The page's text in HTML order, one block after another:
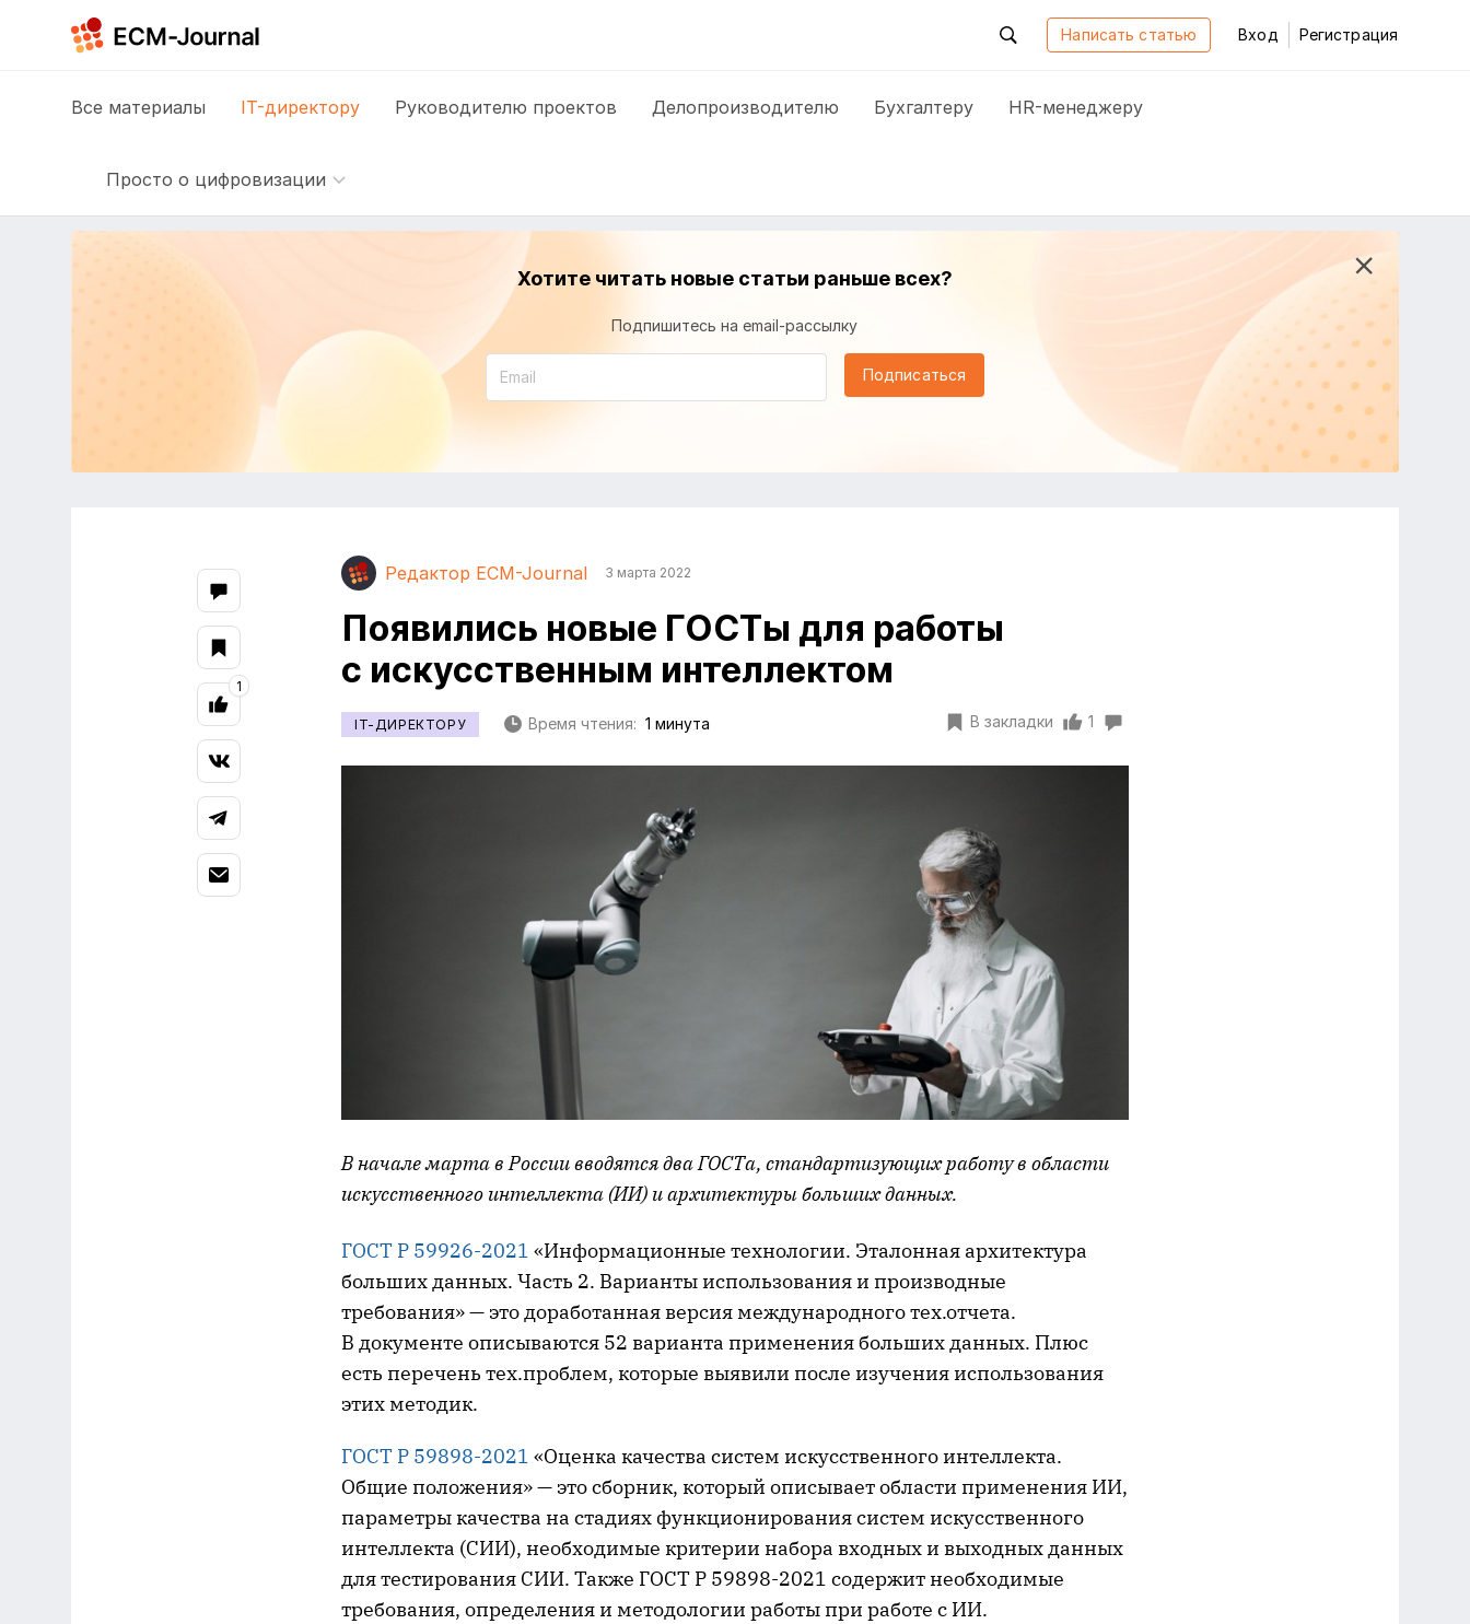
Написать статью Вход Регистрация
Все материалы IT-директору Руководителю проектов Делопроизводителю Бухгалтеру HR-менеджеру
Просто о цифровизации
Хотите читать новые статьи раньше всех?
Подпишитесь на email-рассылку
Подписаться
Редактор ECM-Journal 3 марта 2022
Появились новые ГОСТы для работы
с искусственным интеллектом
IT-ДИРЕКТОРУ Время чтения: 1 минута В закладки 1
В начале марта в России вводятся два ГОСТа, стандартизующих работу в области
искусственного интеллекта (ИИ) и архитектуры больших данных.
ГОСТ Р 59926-2021 «Информационные технологии. Эталонная архитектура
больших данных. Часть 2. Варианты использования и производные
требования» — это доработанная версия международного тех.отчета.
В документе описываются 52 варианта применения больших данных. Плюс
есть перечень тех.проблем, которые выявили после изучения использования
этих методик.
ГОСТ Р 59898-2021 «Оценка качества систем искусственного интеллекта.
Общие положения» — это сборник, который описывает области применения ИИ,
параметры качества на стадиях функционирования систем искусственного
интеллекта (СИИ), необходимые критерии набора входных и выходных данных
для тестирования СИИ. Также ГОСТ Р 59898-2021 содержит необходимые
требования, определения и методологии работы при работе с ИИ.
1